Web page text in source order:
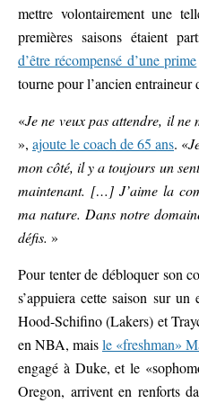
mettre volontairement une
premières saisons étaient
d’être récompensé d’une prime
tourne pour l’ancien entraineur
«Je ne veux pas attendre, il ne
», ajoute le coach de 65 ans. «
mon côté, il y a toujours un
maintenant. […] J’aime la
ma nature. Dans notre
défis. »
Pour tenter de débloquer son
s’appuiera cette saison sur
Hood-Schifino (Lakers) et
en NBA, maisle «freshman»
engagé à Duke, et le
Oregon, arrivent en renforts